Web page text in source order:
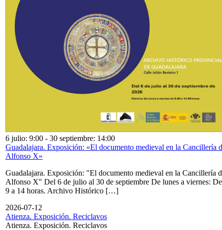
6 julio: 9:00 - 30 septiembre: 14:00
Guadalajara. Exposición: «El documento medieval en la Cancillería
Alfonso X»
Guadalajara. Exposición: "El documento medieval en la Cancillería
Alfonso X" Del 6 de julio al 30 de septiembre De lunes a viernes: De
9 a 14 horas. Archivo Histórico […]
2026-07-12
Atienza. Exposición. Reciclavos
Atienza. Exposición. Reciclavos